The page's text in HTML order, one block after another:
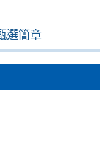
選簡章